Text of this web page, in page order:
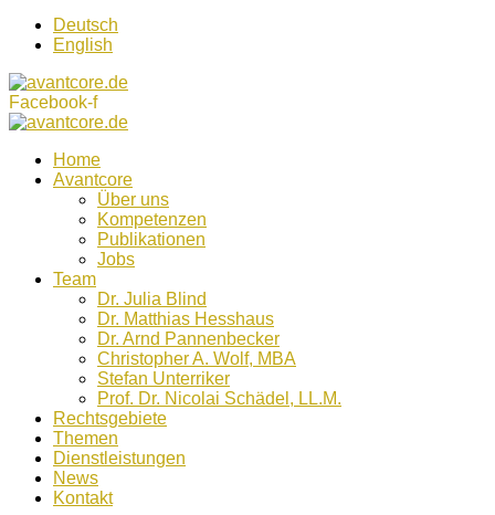
Deutsch
English
Facebook-f
Home
Avantcore
Über uns
Kompetenzen
Publikationen
Jobs
Team
Dr. Julia Blind
Dr. Matthias Hesshaus
Dr. Arnd Pannenbecker
Christopher A. Wolf, MBA
Stefan Unterriker
Prof. Dr. Nicolai Schädel, LL.M.
Rechtsgebiete
Themen
Dienstleistungen
News
Kontakt